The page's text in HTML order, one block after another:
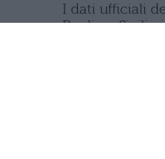
I dati ufficiali
Puglia e Sicilia